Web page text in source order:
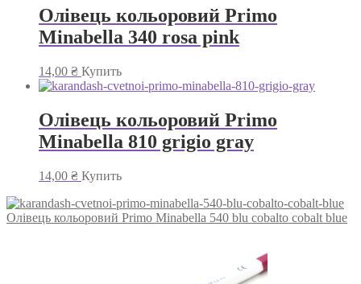
Олівець кольоровий Primo
Minabella 340 rosa pink
14,00 ₴ Купить
Олівець кольоровий Primo
Minabella 810 grigio gray
14,00 ₴ Купить
Олівець кольоровий Primo Minabella 540 blu cobalto cobalt blue